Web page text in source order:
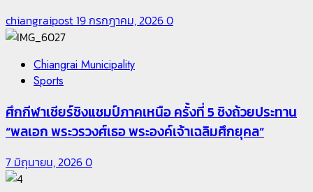
chiangraipost19 กรกฎาคม, 20260
Chiangrai Municipality
Sports
ศึกกีฬาเชียร์ชิงแชมป์ภาคเหนือ ครั้งที่ 5 ชิงถ้วยประทาน
“พลเอก พระวรวงศ์เธอ พระองค์เจ้าเฉลิมศึกยุคล”
7 มิถุนายน, 20260